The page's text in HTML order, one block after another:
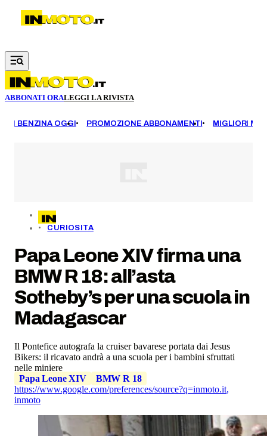
Vai al contenuto principale
ABBONATI ORALEGGI LA RIVISTA
BENZINA OGGI PROMOZIONE ABBONAMENTI MIGLIORI
CURIOSITA
Papa Leone XIV firma una
BMW R 18: all’asta
Sotheby’s per una scuola in
Madagascar
Il Pontefice autografa la cruiser bavarese portata dai Jesus
Bikers: il ricavato andrà a una scuola per i bambini sfruttati
nelle miniere
Papa Leone XIV
BMW R 18
https://www.google.com/preferences/source?q=inmoto.it,
inmoto